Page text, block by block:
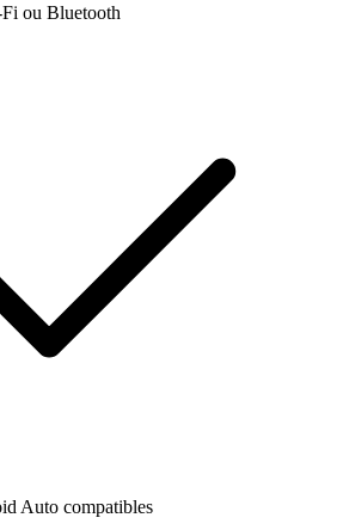
ou Bluetooth
Auto compatibles